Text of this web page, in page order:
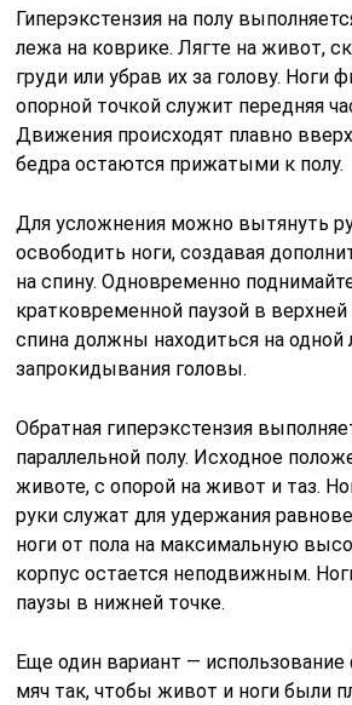
Гиперэкстензия на полу
лежа на коврике. Лягте на живот,
груди или убрав их за голову. Ноги
опорной точкой служит передняя
Движения происходят плавно
бедра остаются прижатыми к полу.
Для усложнения можно вытянуть
освободить ноги, создавая
на спину. Одновременно
кратковременной паузой в верхней
спина должны находиться на одной
запрокидывания головы.
Обратная гиперэкстензия
параллельной полу. Исходное
животе, с опорой на живот и таз.
руки служат для удержания
ноги от пола на максимальную
корпус остается неподвижным.
паузы в нижней точке.
Еще один вариант — использование
мяч так, чтобы живот и ноги были